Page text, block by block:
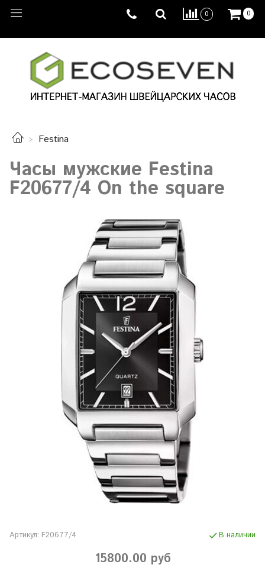
0 0
Festina
Часы мужские Festina
F20677/4 On the square
Артикул: F20677/4 В наличии
15800.00 руб